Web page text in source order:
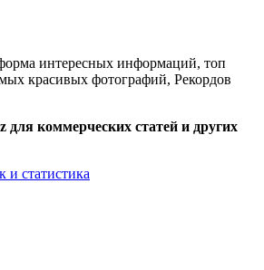
интересных информаций, топ
красивых фотографий, Рекордов
для коммерческих статей и других